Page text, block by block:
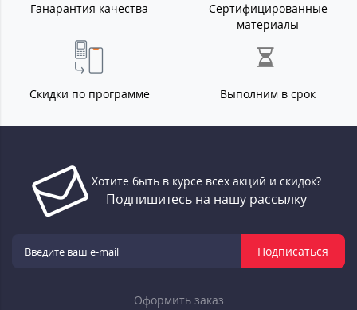
Ганарантия качества
Сертифицированные
материалы
Скидки по программе Выполним в срок
Хотите быть в курсе всех акций и скидок?
Подпишитесь на нашу рассылку
Подписаться
Оформить заказ